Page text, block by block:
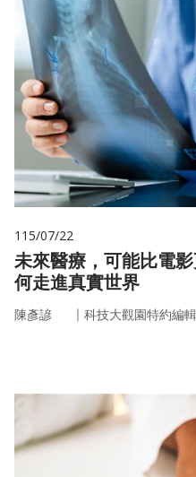
115/07/22
未來醫療，可能比電
何走進真實世界
陳彥諺 ｜ 科技大觀園特約編輯